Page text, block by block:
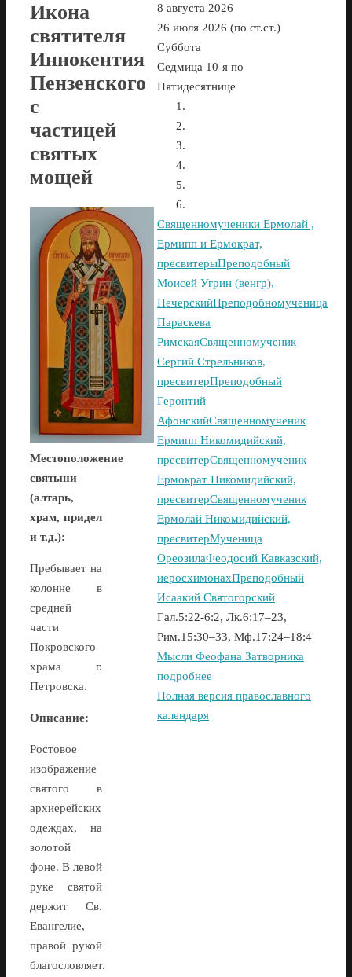
Икона
святителя
Иннокентия
Пензенского
с
частицей
святых
мощей
Местоположение
святыни
(алтарь,
храм, придел
и т.д.):
Пребывает на
колонне в
средней
части
Покровского
храма г.
Петровска.
Описание:
Ростовое
изображение
святого в
архиерейских
одеждах, на
золотой
фоне. В левой
руке святой
держит Св.
Евангелие,
правой рукой
благословляет.
8 августа 2026
26 июля 2026 (по ст.ст.)
Суббота
Седмица 10-я по
Пятидесятнице
Священномученики Ермолай ,
Ермипп и Ермократ,
пресвитерыПреподобный
Моисей Угрин (венгр),
ПечерскийПреподобномученица
Параскева
РимскаяСвященномученик
Сергий Стрельников,
пресвитерПреподобный
Геронтий
АфонскийСвященномученик
Ермипп Никомидийский,
пресвитерСвященномученик
Ермократ Никомидийский,
пресвитерСвященномученик
Ермолай Никомидийский,
пресвитерМученица
ОреозилаФеодосий Кавказский,
иеросхимонахПреподобный
Исаакий Святогорский
Гал.5:22-6:2, Лк.6:17–23,
Рим.15:30–33, Мф.17:24–18:4
Мысли Феофана Затворника
подробнее
Полная версия православного
календаря